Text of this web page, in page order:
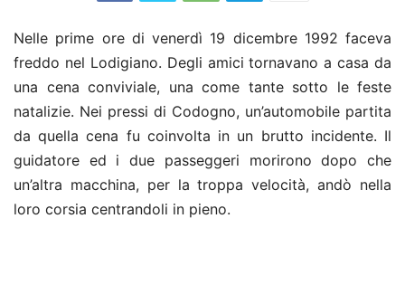
Nelle prime ore di venerdì 19 dicembre 1992 faceva
freddo nel Lodigiano. Degli amici tornavano a casa da
una cena conviviale, una come tante sotto le feste
natalizie. Nei pressi di Codogno, un’automobile partita
da quella cena fu coinvolta in un brutto incidente. Il
guidatore ed i due passeggeri morirono dopo che
un’altra macchina, per la troppa velocità, andò nella
loro corsia centrandoli in pieno.